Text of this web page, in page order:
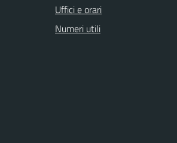
Uffici e orari
Numeri utili